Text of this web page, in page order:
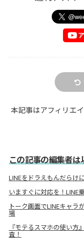
本記事はアフィリエ
この記事の編集者
LINEをドラえもんだらけ
いますぐに対応を！LINE
トーク画面でLINEキャラ
場
『モテるスマホの使い方
査！